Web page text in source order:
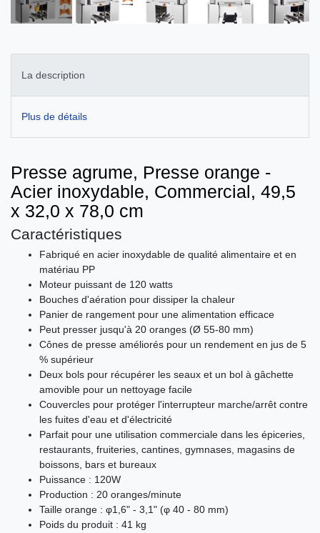
La description
Plus de détails
Presse agrume, Presse orange -
Acier inoxydable, Commercial, 49,5
x 32,0 x 78,0 cm
Caractéristiques
Fabriqué en acier inoxydable de qualité alimentaire et en
matériau PP
Moteur puissant de 120 watts
Bouches d'aération pour dissiper la chaleur
Panier de rangement pour une alimentation efficace
Peut presser jusqu'à 20 oranges (Ø 55-80 mm)
Cônes de presse améliorés pour un rendement en jus de 5
% supérieur
Deux bols pour récupérer les seaux et un bol à gâchette
amovible pour un nettoyage facile
Couvercles pour protéger l'interrupteur marche/arrêt contre
les fuites d'eau et d'électricité
Parfait pour une utilisation commerciale dans les épiceries,
restaurants, fruiteries, cantines, gymnases, magasins de
boissons, bars et bureaux
Puissance : 120W
Production : 20 oranges/minute
Taille orange : φ1,6" - 3,1" (φ 40 - 80 mm)
Poids du produit : 41 kg